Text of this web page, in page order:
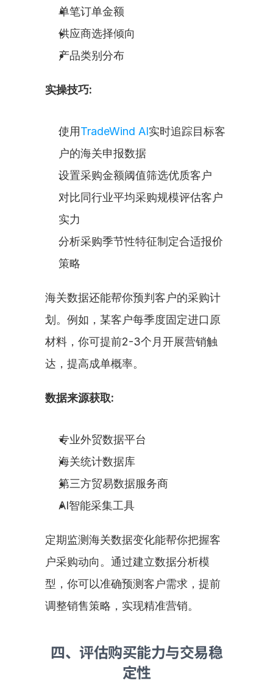
单笔订单金额
供应商选择倾向
产品类别分布
实操技巧:
使用TradeWind AI实时追踪目标客
户的海关申报数据
设置采购金额阈值筛选优质客户
对比同行业平均采购规模评估客户
实力
分析采购季节性特征制定合适报价
策略
海关数据还能帮你预判客户的采购计
划。例如，某客户每季度固定进口原
材料，你可提前2-3个月开展营销触
达，提高成单概率。
数据来源获取:
专业外贸数据平台
海关统计数据库
第三方贸易数据服务商
AI智能采集工具
定期监测海关数据变化能帮你把握客
户采购动向。通过建立数据分析模
型，你可以准确预测客户需求，提前
调整销售策略，实现精准营销。
四、评估购买能力与交易稳
定性